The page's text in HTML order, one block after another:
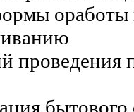
оработы
проведения